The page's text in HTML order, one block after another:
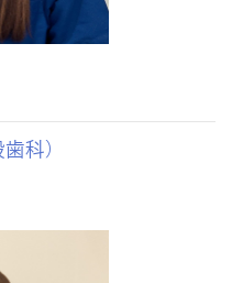
科）